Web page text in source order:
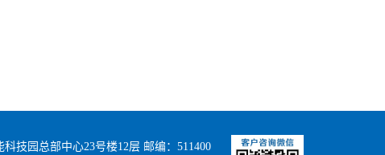
技园总部中心23号楼12层 邮编：511400